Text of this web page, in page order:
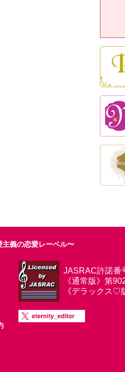
義の恋愛レーベル〜
JASRAC許諾番
《通常版》第
《デラックス♡